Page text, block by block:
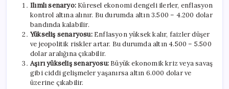
Ilımlı senaryo: Küresel ekonomi dengeli ilerler, enflasyon
kontrol altına alınır. Bu durumda altın 3.500 – 4.200 dolar
bandında kalabilir.
Yükseliş senaryosu:Enflasyon yüksek kalır, faizler düşer
ve jeopolitik riskler artar. Bu durumda altın 4.500 – 5.500
dolar aralığına çıkabilir.
Aşırı yükseliş senaryosu: Büyük ekonomik kriz veya savaş
gibi ciddi gelişmeler yaşanırsa altın 6.000 dolar ve
üzerine çıkabilir.